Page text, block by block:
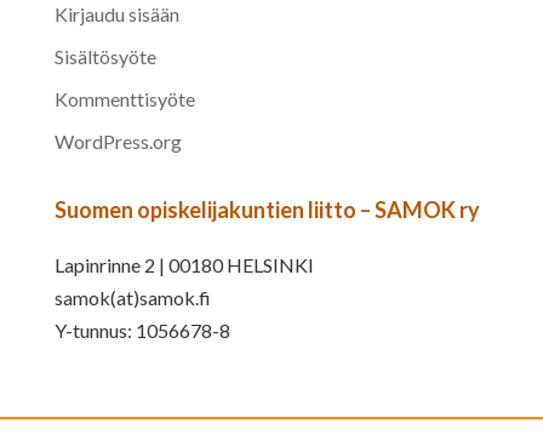
Kirjaudu sisään
Sisältösyöte
Kommenttisyöte
WordPress.org
Suomen opiskelijakuntien liitto – SAMOK ry
Lapinrinne 2 | 00180 HELSINKI
samok(at)samok.fi
Y-tunnus: 1056678-8